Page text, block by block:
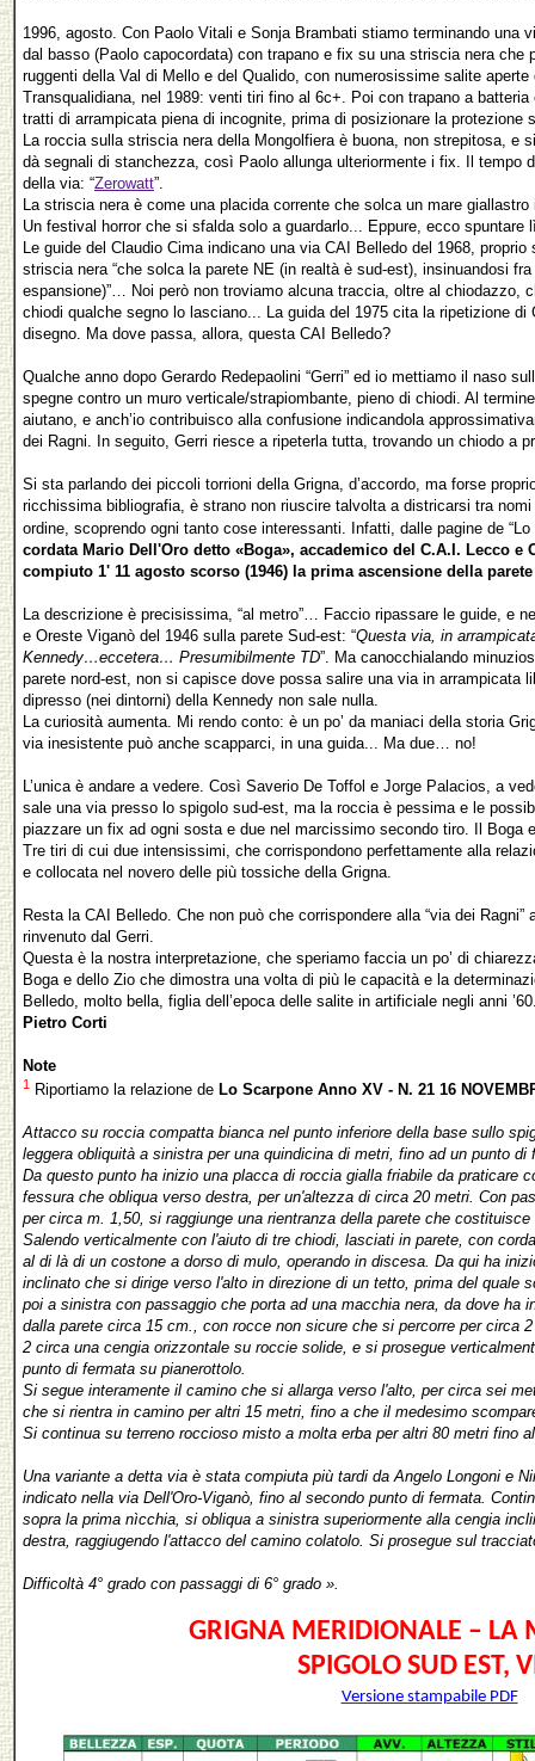
1996, agosto. Con Paolo Vitali e Sonja Brambati stiamo terminando una
dal basso (Paolo capocordata) con trapano e fix su una striscia nera
ruggenti della Val di Mello e del Qualido, con numerosissime salite
Transqualidiana, nel 1989: venti tiri fino al 6c+. Poi con trapano a
tratti di arrampicata piena di incognite, prima di posizionare la
La roccia sulla striscia nera della Mongolfiera è buona, non strepitosa, e
dà segnali di stanchezza, così Paolo allunga ulteriormente i fix. Il
della via: “Zerowatt”.
La striscia nera è come una placida corrente che solca un mare
Un festival horror che si sfalda solo a guardarlo... Eppure, ecco
Le guide del Claudio Cima indicano una via CAI Belledo del 1968,
striscia nera “che solca la parete NE (in realtà è sud-est), insinuandosi
espansione)”… Noi però non troviamo alcuna traccia, oltre al chiodazzo,
chiodi qualche segno lo lasciano... La guida del 1975 cita la ripetizione
disegno. Ma dove passa, allora, questa CAI Belledo?
Qualche anno dopo Gerardo Redepaolini “Gerri” ed io mettiamo il naso
spegne contro un muro verticale/strapiombante, pieno di chiodi. Al
aiutano, e anch’io contribuisco alla confusione indicandola
dei Ragni. In seguito, Gerri riesce a ripeterla tutta, trovando un chiodo a
Si sta parlando dei piccoli torrioni della Grigna, d’accordo, ma forse
ricchissima bibliografia, è strano non riuscire talvolta a districarsi tra
ordine, scoprendo ogni tanto cose interessanti. Infatti, dalle pagine de
cordata Mario Dell'Oro detto «Boga», accademico del C.A.I. Lecco e
compiuto 1' 11 agosto scorso (1946) la prima ascensione della
La descrizione è precisissima, “al metro”… Faccio ripassare le guide, e
e Oreste Viganò del 1946 sulla parete Sud-est: “Questa via, in
Kennedy…eccetera… Presumibilmente TD”. Ma canocchialando
parete nord-est, non si capisce dove possa salire una via in arrampicata
dipresso (nei dintorni) della Kennedy non sale nulla.
La curiosità aumenta. Mi rendo conto: è un po’ da maniaci della storia
via inesistente può anche scapparci, in una guida... Ma due… no!
L’unica è andare a vedere. Così Saverio De Toffol e Jorge Palacios, a
sale una via presso lo spigolo sud-est, ma la roccia è pessima e le
piazzare un fix ad ogni sosta e due nel marcissimo secondo tiro. Il
Tre tiri di cui due intensissimi, che corrispondono perfettamente alla
e collocata nel novero delle più tossiche della Grigna.
Resta la CAI Belledo. Che non può che corrispondere alla “via dei
rinvenuto dal Gerri.
Questa è la nostra interpretazione, che speriamo faccia un po’ di
Boga e dello Zio che dimostra una volta di più le capacità e la
Belledo, molto bella, figlia dell’epoca delle salite in artificiale negli anni
Pietro Corti
Note
1 Riportiamo la relazione de Lo Scarpone Anno XV - N. 21 16
Attacco su roccia compatta bianca nel punto inferiore della base sullo
leggera obliquità a sinistra per una quindicina di metri, fino ad un punto
Da questo punto ha inizio una placca di roccia gialla friabile da praticare
fessura che obliqua verso destra, per un'altezza di circa 20 metri. Con
per circa m. 1,50, si raggiunge una rientranza della parete che
Salendo verticalmente con l'aiuto di tre chiodi, lasciati in parete, con
al di là di un costone a dorso di mulo, operando in discesa. Da qui ha
inclinato che si dirige verso l'alto in direzione di un tetto, prima del quale
poi a sinistra con passaggio che porta ad una macchia nera, da dove ha
dalla parete circa 15 cm., con rocce non sicure che si percorre per circa
2 circa una cengia orizzontale su roccie solide, e si prosegue
punto di fermata su pianerottolo.
Si segue interamente il camino che si allarga verso l'alto, per circa sei
che si rientra in camino per altri 15 metri, fino a che il medesimo
Si continua su terreno roccioso misto a molta erba per altri 80 metri fino
Una variante a detta via è stata compiuta più tardi da Angelo Longoni e
indicato nella via Dell'Oro-Viganò, fino al secondo punto di fermata.
sopra la prima nìcchia, si obliqua a sinistra superiormente alla cengia
destra, raggiugendo l'attacco del camino colatolo. Si prosegue sul
Difficoltà 4° grado con passaggi di 6° grado ».
GRIGNA MERIDIONALE – LA
SPIGOLO SUD EST,
Versione stampabile PDF